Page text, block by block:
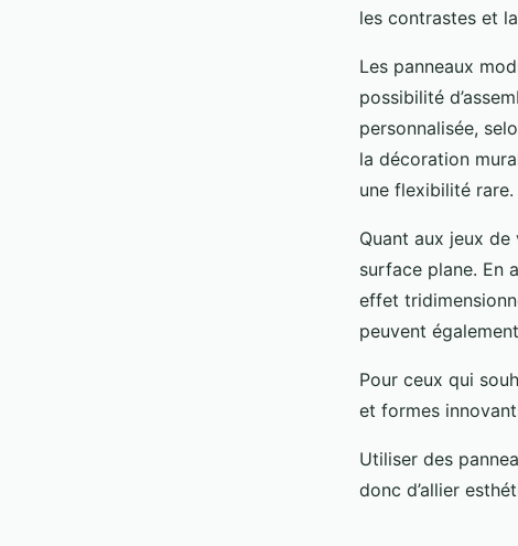
les contrastes et
Les panneaux
possibilité
personnalisée,
la décoration
une flexibilité rare.
Quant aux jeux
surface plane. En
effet
peuvent
Pour ceux qui
et formes
Utiliser des
donc d’allier